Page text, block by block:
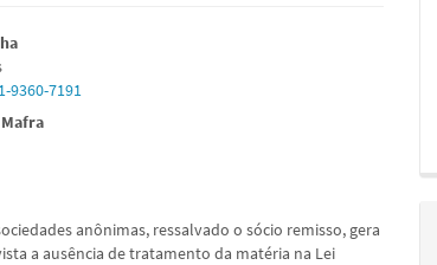
9360-7191
anônimas, ressalvado o sócio remisso, gera
a ausência de tratamento da matéria na Lei